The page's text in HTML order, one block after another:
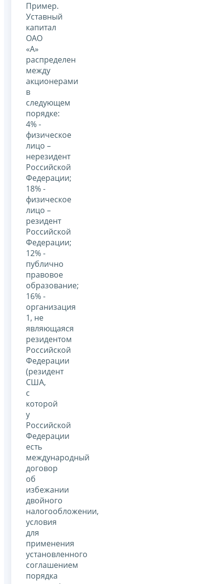
Пример.
Уставный
капитал
ОАО
«А»
распределен
между
акционерами
в
следующем
порядке:
4% -
физическое
лицо –
нерезидент
Российской
Федерации;
18% -
физическое
лицо –
резидент
Российской
Федерации;
12% -
публично
правовое
образование;
16% -
организация
1, не
являющаяся
резидентом
Российской
Федерации
(резидент
США,
с
которой
у
Российской
Федерации
есть
международный
договор
об
избежании
двойного
налогообложении,
условия
для
применения
установленного
соглашением
порядка